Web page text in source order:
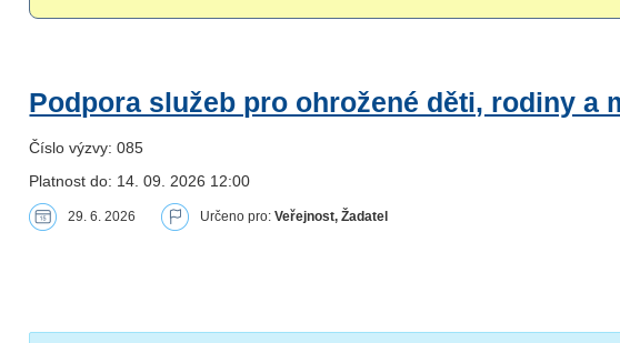
Podpora služeb pro ohrožené děti, rodiny a
Číslo výzvy: 085
Platnost do: 14. 09. 2026 12:00
29. 6. 2026 Určeno pro:Veřejnost, Žadatel